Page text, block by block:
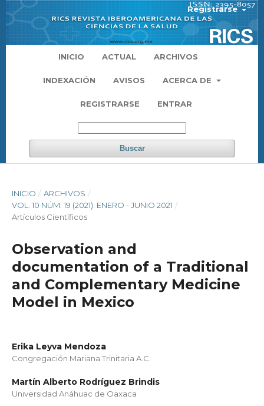
INICIO ACTUAL ARCHIVOS
INDEXACIÓN AVISOS ACERCA DE
REGISTRARSE ENTRAR
Buscar
Registrarse
INICIO / ARCHIVOS /
VOL. 10 NÚM. 19 (2021): ENERO - JUNIO 2021 /
Artículos Científicos
Observation and
documentation of a Traditional
and Complementary Medicine
Model in Mexico
Erika Leyva Mendoza
Congregación Mariana Trinitaria A.C.
Martín Alberto Rodríguez Brindis
Universidad Anáhuac de Oaxaca